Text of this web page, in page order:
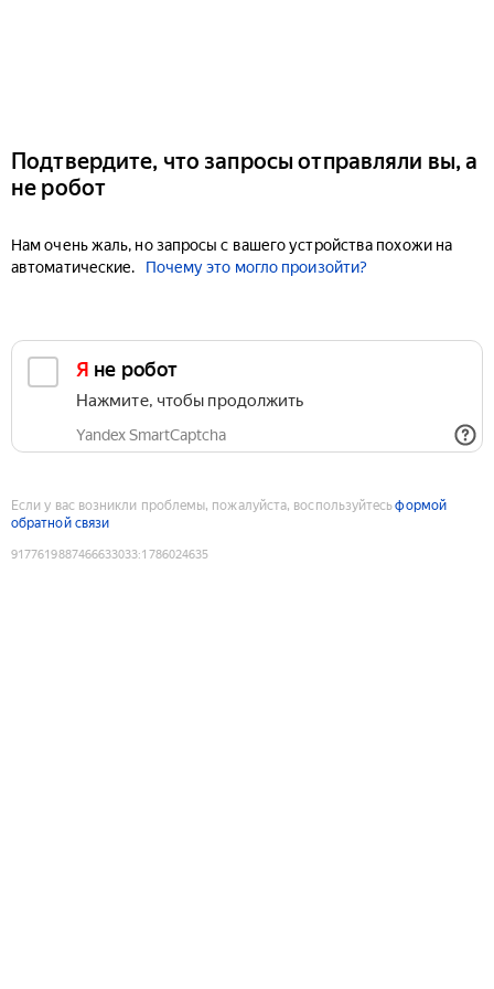
Подтвердите, что запросы отправляли вы, а
не робот
Нам очень жаль, но запросы с вашего устройства похожи на
автоматические.
Почему это могло произойти?
Я не робот
Нажмите, чтобы продолжить
Yandex SmartCaptcha
Если у вас возникли проблемы, пожалуйста, воспользуйтесьформой
обратной связи
9177619887466633033:1786024635